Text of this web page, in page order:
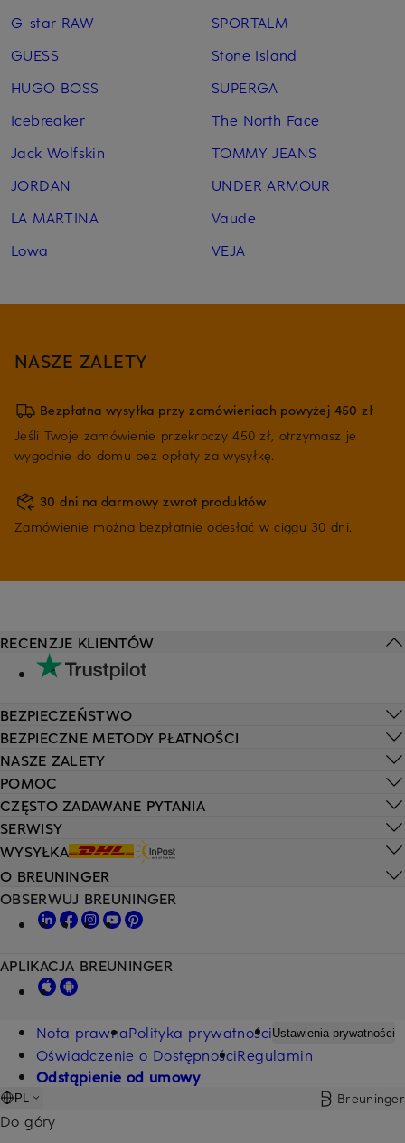
G-star RAW
GUESS
HUGO BOSS
Icebreaker
Jack Wolfskin
JORDAN
LA MARTINA
Lowa
SPORTALM
Stone Island
SUPERGA
The North Face
TOMMY JEANS
UNDER ARMOUR
Vaude
VEJA
NASZE ZALETY
Bezpłatna wysyłka przy zamówieniach powyżej 450 zł
Jeśli Twoje zamówienie przekroczy 450 zł, otrzymasz je
wygodnie do domu bez opłaty za wysyłkę.
30 dni na darmowy zwrot produktów
Zamówienie można bezpłatnie odesłać w ciągu 30 dni.
POMOC
CZĘSTO ZADAWANE PYTANIA
SERWISY
WYSYŁKA
RECENZJE KLIENTÓW
BEZPIECZEŃSTWO
BEZPIECZNE METODY PŁATNOŚCI
NASZE ZALETY
O BREUNINGER
OBSERWUJ BREUNINGER
APLIKACJA BREUNINGER
Nota prawnaPolityka prywatnościUstawienia prywatności
Oświadczenie o DostępnościRegulamin
Odstąpienie od umowy
PL Breuninger
Do góry